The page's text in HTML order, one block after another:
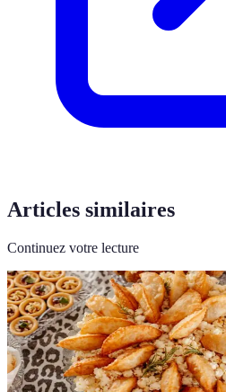
Articles similaires
Continuez votre lecture